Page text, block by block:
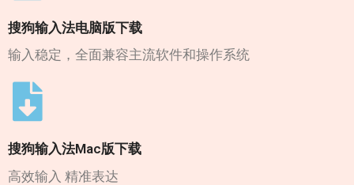
搜狗输入法电脑版下载
输入稳定，全面兼容主流软件和操作系统
搜狗输入法Mac版下载
高效输入 精准表达